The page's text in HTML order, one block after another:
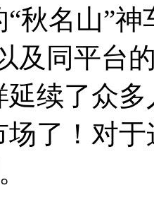
“秋名山”神
及同平台
延续了众
了！对